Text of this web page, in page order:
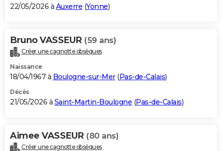
22/05/2026 à Auxerre (Yonne)
Bruno VASSEUR (59 ans)
Créer une cagnotte obsèques
Naissance
18/04/1967 à Boulogne-sur-Mer(Pas-de-Calais)
Décès
21/05/2026 à Saint-Martin-Boulogne (Pas-de-Calais)
Aimee VASSEUR (80 ans)
Créer une cagnotte obsèques